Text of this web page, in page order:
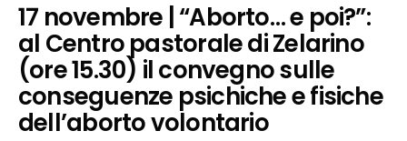
17 novembre | “Aborto… e poi?”:
al Centro pastorale di Zelarino
(ore 15.30) il convegno sulle
conseguenze psichiche e fisiche
dell’aborto volontario